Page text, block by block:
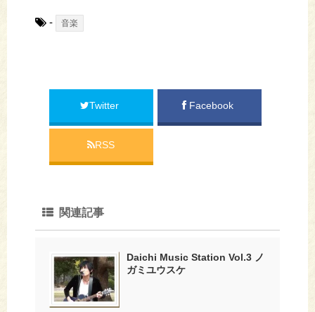
- 音楽
Twitter Facebook
RSS
関連記事
Daichi Music Station Vol.3 ノ
ガミユウスケ